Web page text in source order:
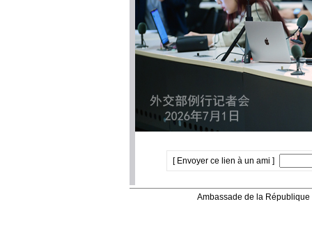
[ Envoyer ce lien à un ami ]
Ambassade de la